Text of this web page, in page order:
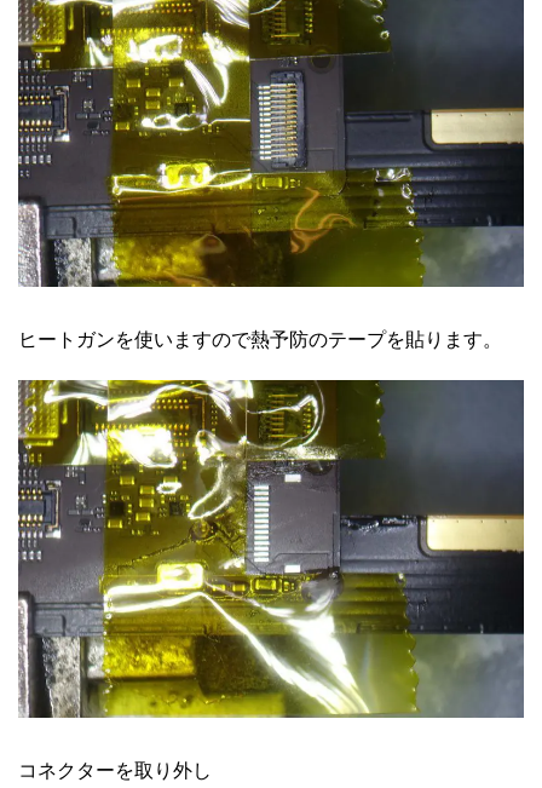
ヒートガンを使いますので熱予防のテープを貼ります。
コネクターを取り外し